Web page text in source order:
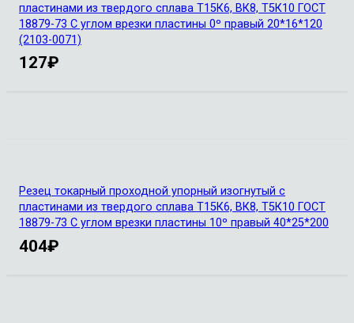
пластинами из твердого сплава Т15К6, ВК8, Т5К10 ГОСТ
18879-73 С углом врезки пластины 0º правый 20*16*120
(2103-0071)
127₽
Резец токарный проходной упорный изогнутый с
пластинами из твердого сплава Т15К6, ВК8, Т5К10 ГОСТ
18879-73 С углом врезки пластины 10º правый 40*25*200
404₽